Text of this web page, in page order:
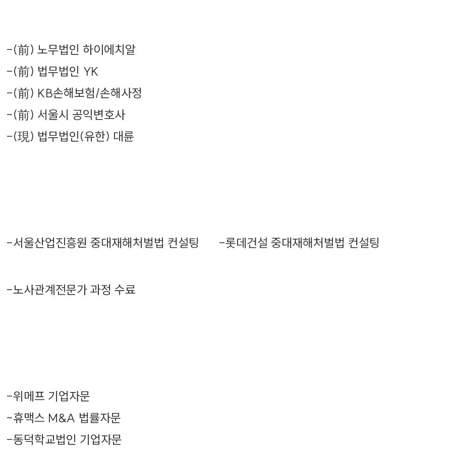
-(前) 노무법인 하이에치알
-(前) 법무법인 YK
-(前) KB손해보험/손해사정
-(前) 서울시 공익변호사
-(現) 법무법인(유한) 대륜
-서울산업진흥원 중대재해처벌법 컨설팅 -롯데건설 중대재해처벌법 컨설팅
-노사관계전문가 과정 수료
-위메프 기업자문
-휴맥스 M&A 법률자문
-동덕학교법인 기업자문